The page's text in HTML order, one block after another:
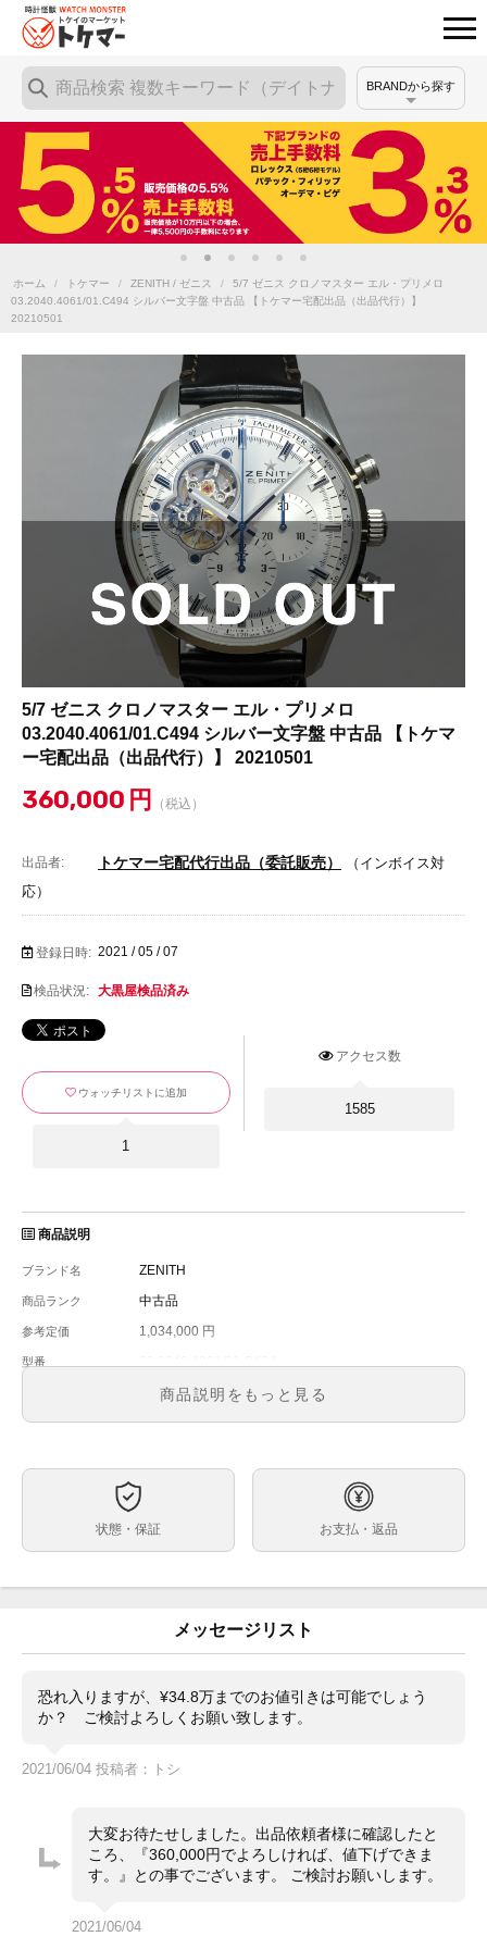
BRANDから探す
ホーム / トケマー / ZENITH / ゼニス /
5/7 ゼニス クロノマスター エル・プリメロ
03.2040.4061/01.C494 シルバー文字盤 中古品 【トケマー宅配出品（出品代行）】
20210501
5/7 ゼニス クロノマスター エル・プリメロ
03.2040.4061/01.C494 シルバー文字盤 中古品 【トケマ
ー宅配出品（出品代行）】 20210501
360,000 円 （税込）
出品者: トケマー宅配代行出品（委託販売）
（インボイス対
応）
登録日時: 2021 / 05 / 07
検品状況: 大黒屋検品済み
アクセス数
1585
ウォッチリストに追加
1
商品説明
ブランド名 ZENITH
商品ランク 中古品
参考定価 1,034,000 円
型番
メンズ
文字盤 シルバー
約42mm
最大約18.5cm※トケマー管理部門では調整・交換は受
付出来かねます・メーカー等にご依頼ください。
箱（ダメージ・汚れあり） 保証書（国内正規2020年1
使用環境や計測環境によって数値が変動致します。参考
程度にお考えください。）
なキズ等ない比較的キレイな状態です。
・通信販売限定商品の為、実物確認や店舗へのお取寄せ
は出来かねます。
・価格交渉やお問合せは『出品者へ質問する』タブより
お願い致します。
提示のない質問には返答致しません。
商品説明をもっと見る
状態・保証 お支払・返品
メッセージリスト
恐れ入りますが、¥34.8万までのお値引きは可能でしょう
か？ ご検討よろしくお願い致します。
2021/06/04 投稿者：トシ
大変お待たせしました。出品依頼者様に確認したと
ころ、『360,000円でよろしければ、値下げできま
す。』との事でございます。 ご検討お願いします。
2021/06/04